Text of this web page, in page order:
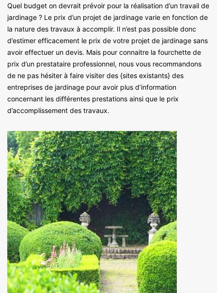
Quel budget on devrait prévoir pour la réalisation d’un travail de
jardinage ? Le prix d’un projet de jardinage varie en fonction de
la nature des travaux à accomplir. Il n’est pas possible donc
d’estimer efficacement le prix de votre projet de jardinage sans
avoir effectuer un devis. Mais pour connaitre la fourchette de
prix d’un prestataire professionnel, nous vous recommandons
de ne pas hésiter à faire visiter des {sites existants} des
entreprises de jardinage pour avoir plus d’information
concernant les différentes prestations ainsi que le prix
d’accomplissement des travaux.